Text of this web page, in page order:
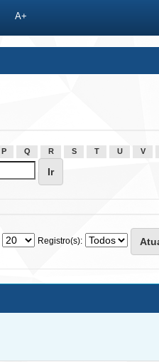
A+
P Q R S T U V
Registro(s):